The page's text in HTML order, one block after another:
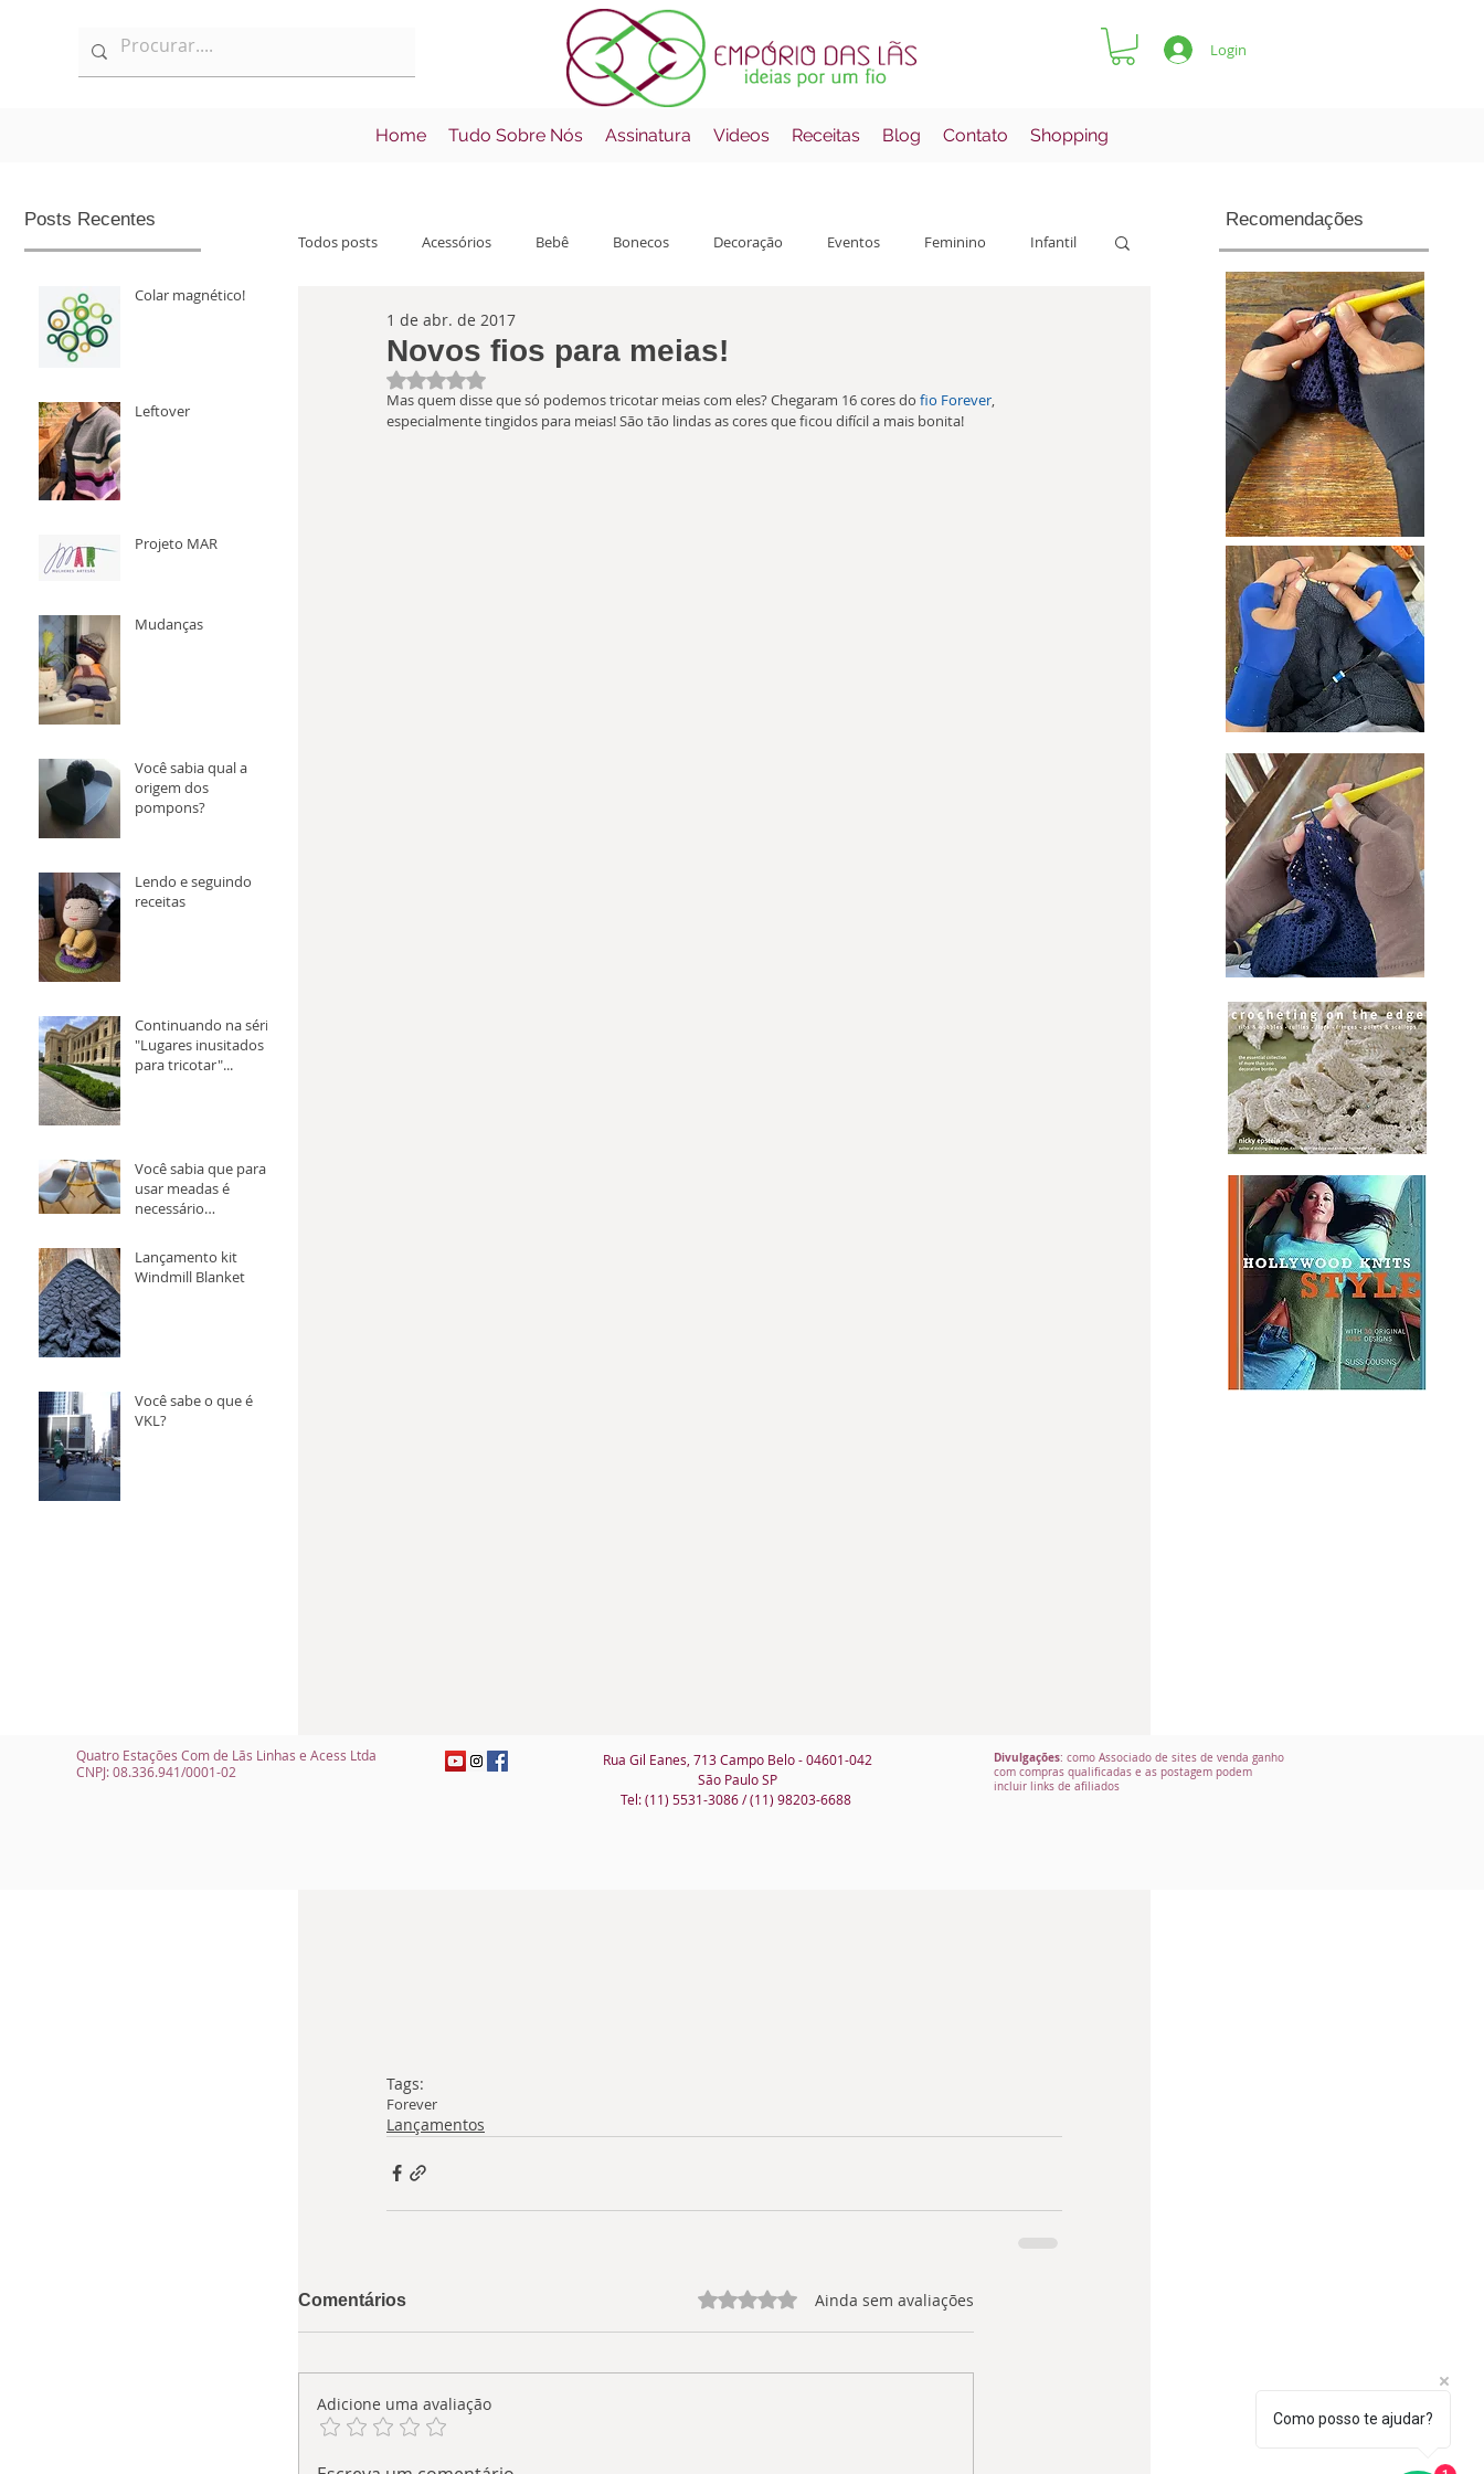
Login
Home Tudo Sobre Nós Assinatura Videos Receitas Blog Contato Shopping
Posts Recentes
Colar magnético!
Leftover
Projeto MAR
Mudanças
Você sabia qual a
origem dos
pompons?
Lendo e seguindo
receitas
Continuando na série
"Lugares inusitados
para tricotar"...
Você sabia que para
usar meadas é
necessário
novelo antes?
Lançamento kit
Windmill Blanket
Você sabe o que é
VKL?
Todos posts Acessórios Bebê Bonecos Decoração Eventos Feminino Infantil
Informações Lançamentos
Novos fios para meias!
1 de abr. de 2017
Avaliado com NaN de 5 estrelas.
Mas quem disse que só podemos tricotar meias com eles? Chegaram 16 cores do fio Forever
especialmente tingidos para meias! São tão lindas as cores que ficou difícil a mais bonita!
Tags:
Forever
Lançamentos
Comentários Avaliado com 0 de 5 estrelas.Ainda sem avaliações
Adicione uma avaliação
Recomendações
Quatro Estações Com de Lãs Linhas e Acess Ltda
CNPJ: 08.336.941/0001-02
Rua Gil Eanes, 713 Campo Belo - 04601-042
São Paulo SP
Tel: (11) 5531-3086 / (11) 98203-6688
Divulgações: como Associado de sites de venda ganho
com compras qualificadas e as postagem podem
incluir links de afiliados
Como posso te ajudar?